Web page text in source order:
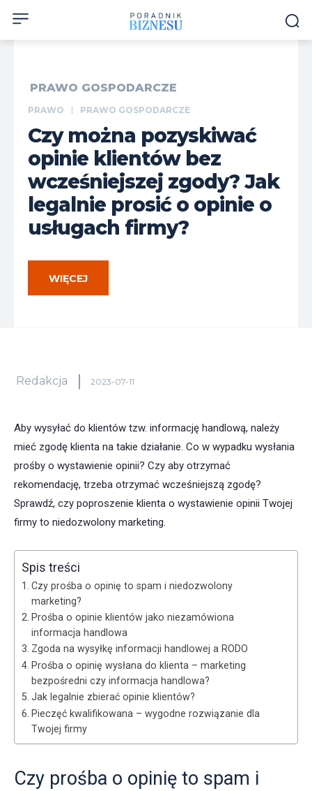
PRAWO GOSPODARCZE
PRAWO PRAWO GOSPODARCZE
Czy można pozyskiwać
opinie klientów bez
wcześniejszej zgody? Jak
legalnie prosić o opinie o
usługach firmy?
WIĘCEJ
Redakcja 2023-07-11
Aby wysyłać do klientów tzw. informację handlową, należy
mieć zgodę klienta na takie działanie. Co w wypadku wysłania
prośby o wystawienie opinii? Czy aby otrzymać
rekomendację, trzeba otrzymać wcześniejszą zgodę?
Sprawdź, czy poproszenie klienta o wystawienie opinii Twojej
firmy to niedozwolony marketing.
Spis treści
Czy prośba o opinię to spam i niedozwolony
marketing?
Prośba o opinie klientów jako niezamówiona
informacja handlowa
Zgoda na wysyłkę informacji handlowej a RODO
Prośba o opinię wysłana do klienta – marketing
bezpośredni czy informacja handlowa?
Jak legalnie zbierać opinie klientów?
Pieczęć kwalifikowana – wygodne rozwiązanie dla
Twojej firmy
Czy prośba o opinię to spam i